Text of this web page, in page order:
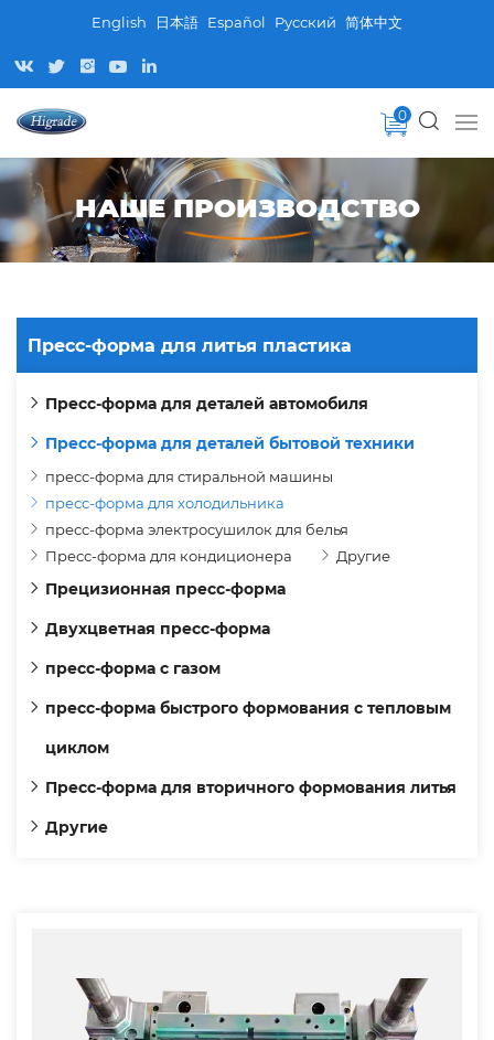
English 日本語 Español Pусский 简体中文
0
НАШЕ ПРОИЗВОДСТВО
Пресс-форма для литья пластика
Пресс-форма для деталей автомобиля
Пресс-форма для деталей бытовой техники
пресс-форма для стиральной машины
пресс-форма для холодильника
пресс-форма электросушилок для белья
Пресс-форма для кондиционера
Другие
Прецизионная пресс-форма
Двухцветная пресс-форма
пресс-форма с газом
пресс-форма быстрого формования с тепловым
циклом
Пресс-форма для вторичного формования литья
Другие